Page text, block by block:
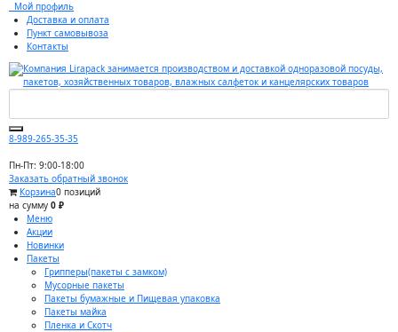
Мой профиль
Доставка и оплата
Пункт самовывоза
Контакты
8-989-265-35-35
Пн-Пт: 9:00-18:00
Заказать обратный звонок
Корзина0 позиций
на сумму 0 ₽
Меню
Акции
Новинки
Пакеты
Грипперы(пакеты с замком)
Мусорные пакеты
Пакеты бумажные и Пищевая упаковка
Пакеты майка
Пленка и Скотч